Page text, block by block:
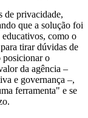
de privacidade,
que a solução foi
educativos, como o
tirar dúvidas de
posicionar o
da agência –
e governança –,
ferramenta" e se